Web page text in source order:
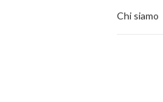
Chi siamo